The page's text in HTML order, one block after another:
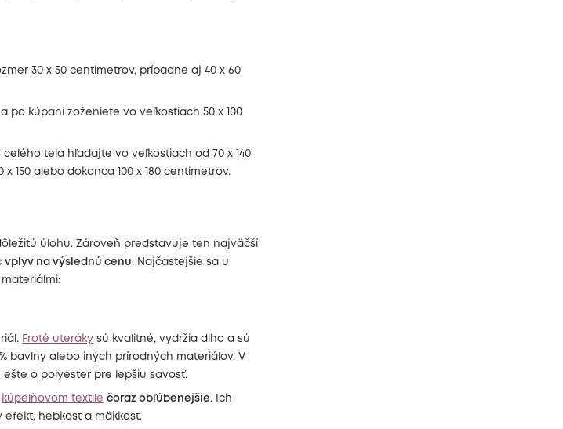
30 x 50 centimetrov, prípadne aj 40 x 60
a po kúpaní zoženiete vo veľkostiach 50 x 100
tela hľadajte vo veľkostiach od 70 x 140
150 alebo dokonca 100 x 180 centimetrov.
úlohu. Zároveň predstavuje ten najväčší
vplyv na výslednú cenu. Najčastejšie sa u
Froté uteráky sú kvalitné, vydržia dlho a sú
bavlny alebo iných prírodných materiálov. V
o polyester pre lepšiu savosť.
kúpeľňovom textile čoraz obľúbenejšie. Ich
hebkosť a mäkkosť.